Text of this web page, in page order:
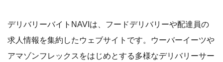
デリバリーバイトNAVIは、フードデリバリーや配達員の
求人情報を集約したウェブサイトです。ウーバーイーツや
アマゾンフレックスをはじめとする多様なデリバリーサー